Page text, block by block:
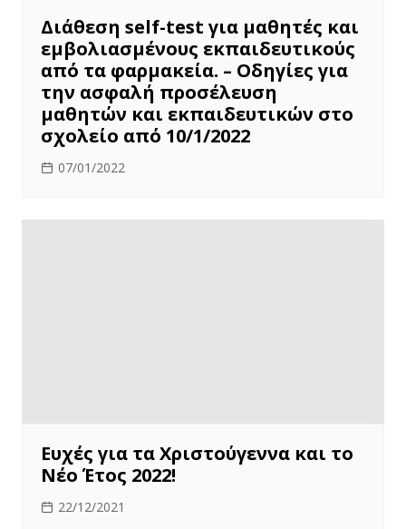
Διάθεση self-test για μαθητές και
εμβολιασμένους εκπαιδευτικούς
από τα φαρμακεία. – Οδηγίες για
την ασφαλή προσέλευση
μαθητών και εκπαιδευτικών στο
σχολείο από 10/1/2022
07/01/2022
Ευχές για τα Χριστούγεννα και το
Νέο Έτος 2022!
22/12/2021